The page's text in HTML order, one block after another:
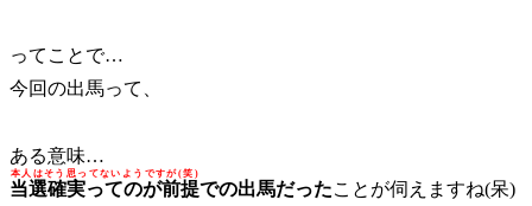
ってことで…
今回の出馬って、
ある意味…
当選確実ってのが前提
本人はそう思ってないようですが(笑)
での出馬だったことが伺えますね(呆)